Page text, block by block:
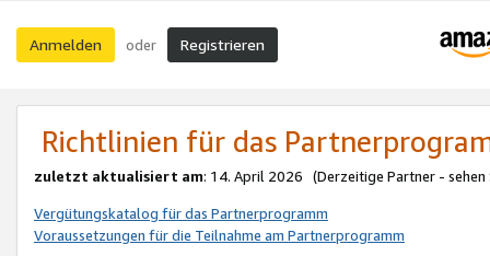
Anmelden oder Registrieren
Richtlinien für das
zuletzt aktualisiert am: 14. April 2026 (Derzeitige Partner - sehen
Vergütungskatalog für das Partnerprogramm
Voraussetzungen für die Teilnahme am Partnerprogramm